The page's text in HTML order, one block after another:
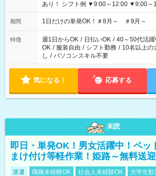
あり！ シフト例 ▼9:00～12:00 ▼9:00
▼18:00～21:00
期間 1日だけの単発OK！＃8月～ ＃9月～
特徴 週1日からOK / 日払いOK / 40～50代活躍
OK / 服装自由 / シフト勤務 / 10名以上の
し / パソコンスキル不要
気になる！ 応募する
未読
即日・単発OK！男女活躍中！ペッ
まけ付け等軽作業！姫路～無料送
派遣 職種未経験OK 社会人未経験OK 大学生歓